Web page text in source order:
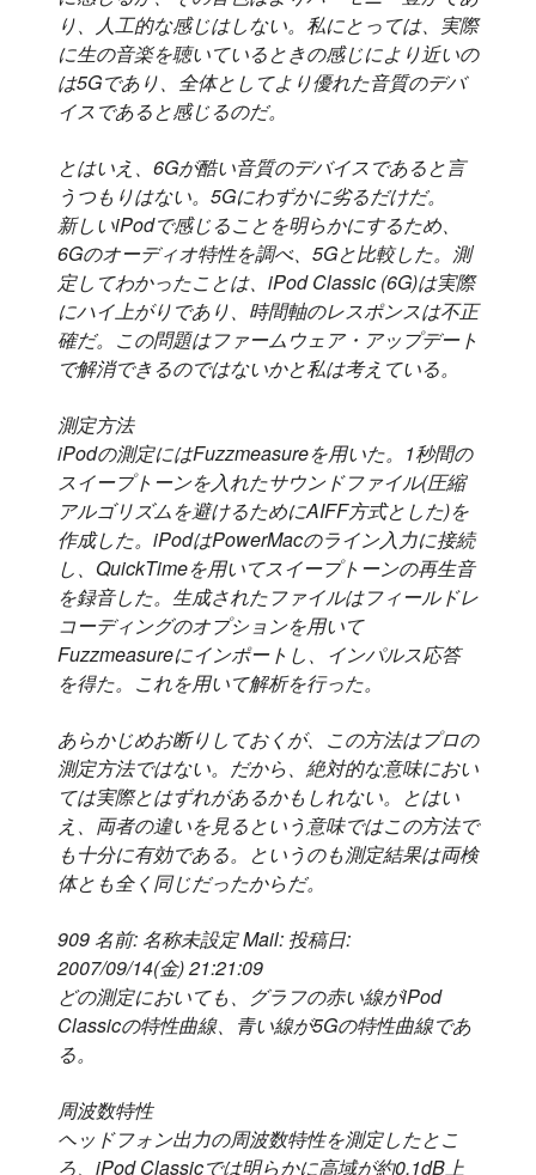
り、人工的な感じはしない。私にとっては、実際
に生の音楽を聴いているときの感じにより近いの
は5Gであり、全体としてより優れた音質のデバ
イスであると感じるのだ。
とはいえ、6Gが酷い音質のデバイスであると言
うつもりはない。5Gにわずかに劣るだけだ。
新しいiPodで感じることを明らかにするため、
6Gのオーディオ特性を調べ、5Gと比較した。測
定してわかったことは、iPod Classic (6G)は実際
にハイ上がりであり、時間軸のレスポンスは不正
確だ。この問題はファームウェア・アップデート
で解消できるのではないかと私は考えている。
測定方法
iPodの測定にはFuzzmeasureを用いた。1秒間の
スイープトーンを入れたサウンドファイル(圧縮
アルゴリズムを避けるためにAIFF方式とした)を
作成した。iPodはPowerMacのライン入力に接続
し、QuickTimeを用いてスイープトーンの再生音
を録音した。生成されたファイルはフィールドレ
コーディングのオプションを用いて
Fuzzmeasureにインポートし、インパルス応答
を得た。これを用いて解析を行った。
あらかじめお断りしておくが、この方法はプロの
測定方法ではない。だから、絶対的な意味におい
ては実際とはずれがあるかもしれない。とはい
え、両者の違いを見るという意味ではこの方法で
も十分に有効である。というのも測定結果は両検
体とも全く同じだったからだ。
909 名前: 名称未設定 Mail: 投稿日:
2007/09/14(金) 21:21:09
どの測定においても、グラフの赤い線がiPod
Classicの特性曲線、青い線が5Gの特性曲線であ
る。
周波数特性
ヘッドフォン出力の周波数特性を測定したとこ
ろ、iPod Classicでは明らかに高域が約0.1dB上